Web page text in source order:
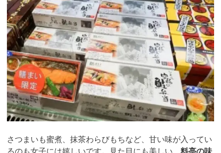
さつまいも蜜煮、抹茶わらびもちなど、甘い味が入ってい